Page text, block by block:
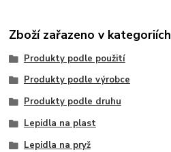
Zboží zařazeno v kategoriích
Produkty podle použití
Produkty podle výrobce
Produkty podle druhu
Lepidla na plast
Lepidla na pryž